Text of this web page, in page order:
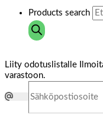
Products search
Liity odotuslistalle
varastoon.